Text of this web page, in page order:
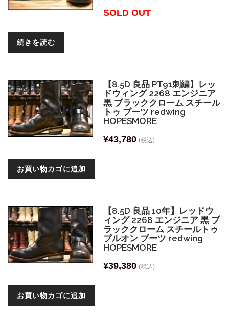
SOLD OUT
続きを読む
【8.5D 良品 PT91刺繍】レッ
ドウィング 2268 エンジニア
黒 ブラッククローム スチール
トゥ ブーツ redwing
HOPESMORE
¥43,780 (税込)
お買い物カゴに追加
【8.5D 良品 10年】レッドウ
ィング 2268 エンジニア 黒 ブ
ラッククローム スチールトゥ
プルオン ブーツ redwing
HOPESMORE
¥39,380 (税込)
お買い物カゴに追加